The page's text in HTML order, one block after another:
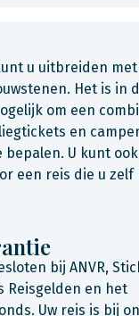
u uitbreiden
Het is in
om een
en
bepalen. U kunt
een reis die u zelf
bij ANVR,
Reisgelden en het
Uw reis is bij